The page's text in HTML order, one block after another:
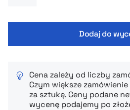
Dodaj do
Cena zależy od liczby
Czym większe
za sztukę. Ceny podane
wycenę podajemy po